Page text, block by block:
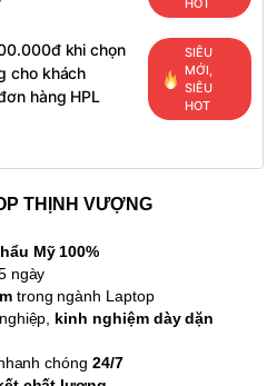
HOT
khi chọn
cho khách
hàng HPL
SIÊU
MỚI,
SIÊU
HOT
THỊNH VƯỢNG
Mỹ 100%
ngày
trong ngành Laptop
kinh nghiệm dày dặn
chóng 24/7